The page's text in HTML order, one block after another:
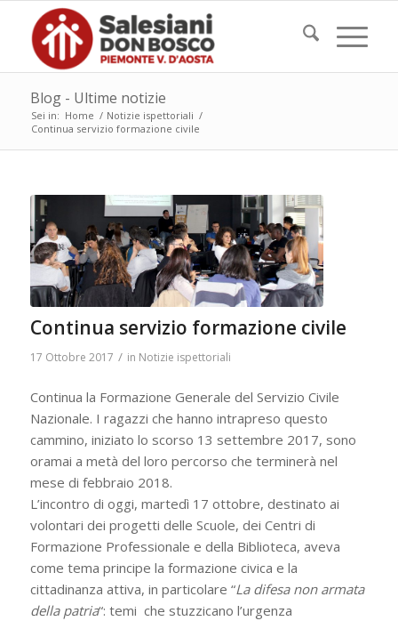
Blog - Ultime notizie
Sei in: Home / Notizie ispettoriali /
Continua servizio formazione civile
Continua servizio formazione civile
17 Ottobre 2017 / in Notizie ispettoriali
Continua la Formazione Generale del Servizio Civile
Nazionale. I ragazzi che hanno intrapreso questo
cammino, iniziato lo scorso 13 settembre 2017, sono
oramai a metà del loro percorso che terminerà nel
mese di febbraio 2018.
L’incontro di oggi, martedì 17 ottobre, destinato ai
volontari dei progetti delle Scuole, dei Centri di
Formazione Professionale e della Biblioteca, aveva
come tema principe la formazione civica e la
cittadinanza attiva, in particolare “La difesa non armata
della patria“: temi che stuzzicano l’urgenza